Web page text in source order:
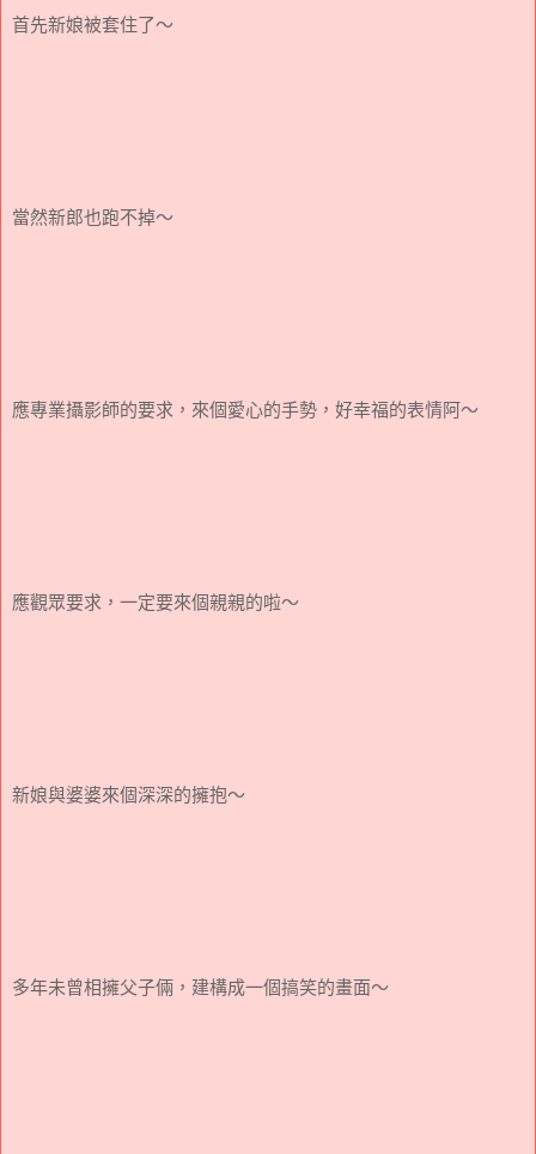
首先新娘被套住了～
當然新郎也跑不掉～
應專業攝影師的要求，來個愛心的手勢，好幸福的表情阿～
應觀眾要求，一定要來個親親的啦～
新娘與婆婆來個深深的擁抱～
多年未曾相擁父子倆，建構成一個搞笑的畫面～